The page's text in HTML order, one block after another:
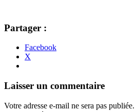
Partager :
Facebook
X
Navigation
←
→
Laisser un commentaire
Votre adresse e-mail ne sera pas publiée.